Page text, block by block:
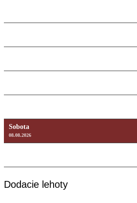
Sobota
08.08.2026
Dodacie lehoty